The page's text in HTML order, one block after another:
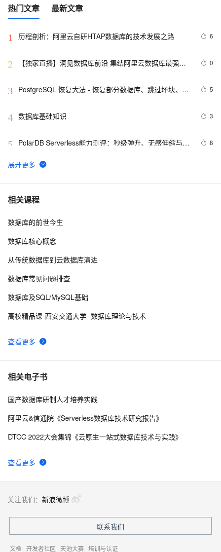
热门文章 最新文章
1 历程剖析：阿里云自研HTAP数据库的技术发展之路 6
2
【独家直播】洞见数据库前沿 集结阿里云数据库最强阵
0
3
PostgreSQL 恢复大法 - 恢复部分数据库、跳过坏块、修
5
4 数据库基础知识 3
5
PolarDB Serverless能力测评：秒级弹升、无感伸缩与强
8
6 用ANNOVAR自建数据库注释基因组
7 征文分享｜OceanBase 3.1.2 数据库性能测试探索
8 【阿里云新品发布·周刊】第11期：云数据库 MySQL
10ctfshow-WEB-web14( 利用数据库读写功能读取网站敏感
相关课程
查看更多
数据库的前世今生
数据库核心概念
从传统数据库到云数据库演进
数据库常见问题排查
数据库及SQL/MySQL基础
高校精品课-西安交通大学 -数据库理论与技术
相关电子书
查看更多
国产数据库研制人才培养实践
阿里云&信通院《Serverless数据库技术研究报告》
DTCC 2022大会集锦《云原生一站式数据库技术与实践》
关注我们： 新浪微博
联系我们
文档 | 开发者社区 | 天池大赛 | 培训与认证